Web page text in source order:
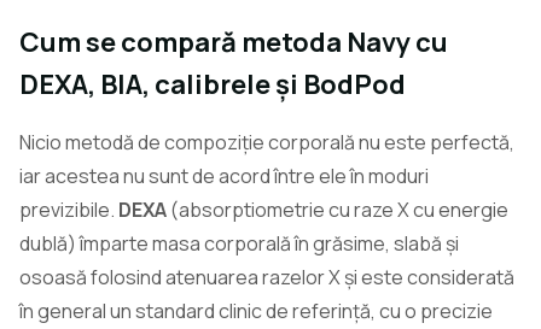
Cum se compară metoda Navy cu
DEXA, BIA, calibrele și BodPod
Nicio metodă de compoziție corporală nu este perfectă,
iar acestea nu sunt de acord între ele în moduri
previzibile. DEXA(absorptiometrie cu raze X cu energie
dublă) împarte masa corporală în grăsime, slabă și
osoasă folosind atenuarea razelor X și este considerată
în general un standard clinic de referință, cu o precizie